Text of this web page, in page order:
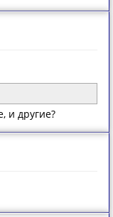
и другие?